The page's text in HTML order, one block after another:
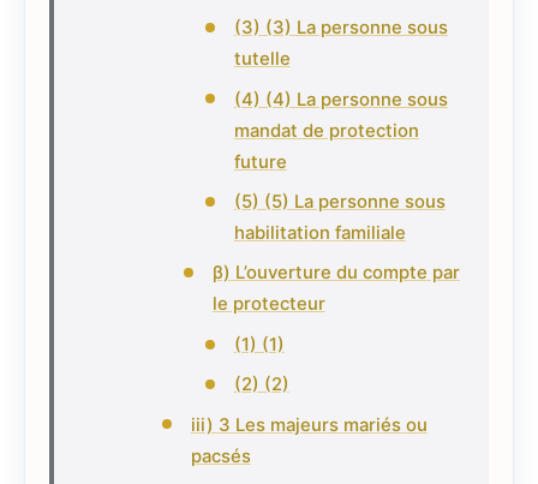
(3) (3) La personne sous
tutelle
(4) (4) La personne sous
mandat de protection
future
(5) (5) La personne sous
habilitation familiale
β) L’ouverture du compte par
le protecteur
(1) (1)
(2) (2)
iii) 3 Les majeurs mariés ou
pacsés